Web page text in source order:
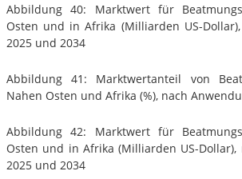
Abbildung 40: Marktwert für
Osten und in Afrika (Milliarden US-
2025 und 2034
Abbildung 41: Marktwertanteil von
Nahen Osten und Afrika (%), nach
Abbildung 42: Marktwert für
Osten und in Afrika (Milliarden US-Dollar),
2025 und 2034